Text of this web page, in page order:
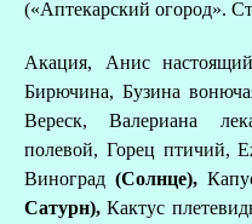
(«Аптекарский огород».
Акация, Анис
Бирючина, Бузина
Вереск, Валериана
полевой, Горец птичий,
Виноград (Солнце),
Сатурн),Кактус